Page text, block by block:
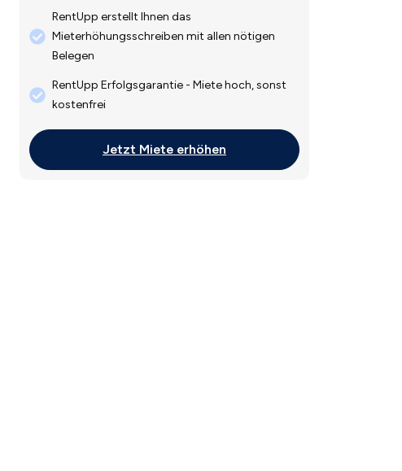
RentUpp erstellt Ihnen das
Mieterhöhungsschreiben mit allen nötigen
Belegen
RentUpp Erfolgsgarantie - Miete hoch, sonst
kostenfrei
Jetzt Miete erhöhen